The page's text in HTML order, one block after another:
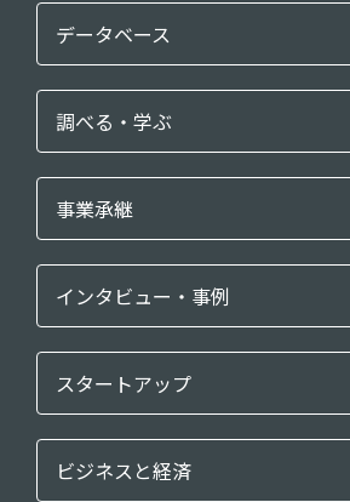
データベース
調べる・学ぶ
事業承継
インタビュー・事例
スタートアップ
ビジネスと経済